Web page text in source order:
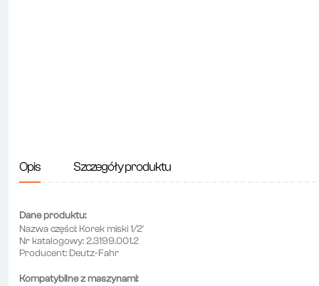
Opis Szczegóły produktu
Dane produktu:
Nazwa części: Korek miski 1/2'
Nr katalogowy:2.3199.001.2
Producent: Deutz-Fahr
Kompatybilne z maszynami: